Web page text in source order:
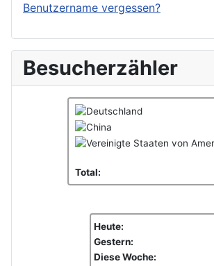
Benutzername vergessen?
Besucherzähler
Total:
Heute:
Gestern:
Diese Woche: